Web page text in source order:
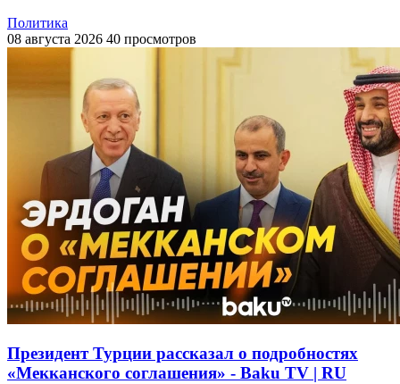
Политика
08 августа 2026 40 просмотров
Президент Турции рассказал о подробностях
«Мекканского соглашения» - Baku TV | RU